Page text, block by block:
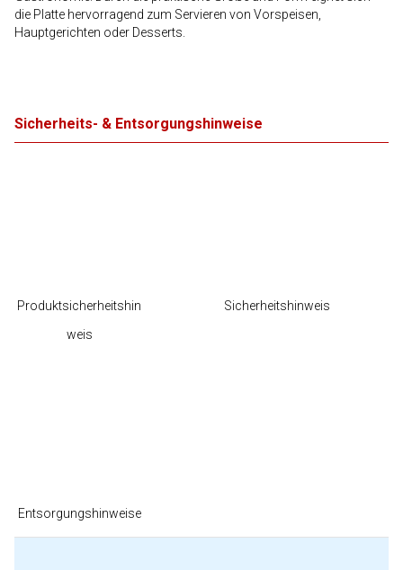
die Platte hervorragend zum Servieren von Vorspeisen,
Hauptgerichten oder Desserts.
Sicherheits- & Entsorgungshinweise
Produktsicherheitshin
weis
Sicherheitshinweis
Entsorgungshinweise